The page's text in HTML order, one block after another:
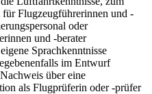
Flugzeugführerinnen und -
oder
und -berater
Sprachkenntnisse
im Entwurf
über eine
als Flugprüferin oder -prüfer